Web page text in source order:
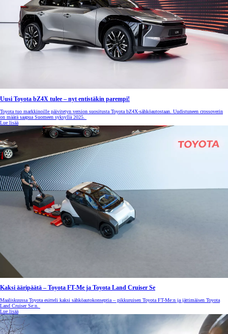
Uusi Toyota bZ4X tulee – nyt entistäkin parempi!
Toyota tuo markkinoille päivitetyn version suositusta Toyota bZ4X-sähköautostaan. Uudistuneen crossoverin
on määrä saapua Suomeen syksyllä 2025.
Lue lisää
Kaksi ääripäätä – Toyota FT-Me ja Toyota Land Cruiser Se
Maaliskuussa Toyota esitteli kaksi sähköautokonseptia – pikkuruisen Toyota FT-Me:n ja jättimäisen Toyota
Land Cruiser Se:n.
Lue lisää